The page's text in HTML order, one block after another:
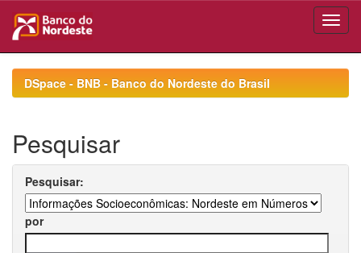
navigationDSpace - BNB - Banco do Nordeste do Brasil
Pesquisar
Pesquisar:
por